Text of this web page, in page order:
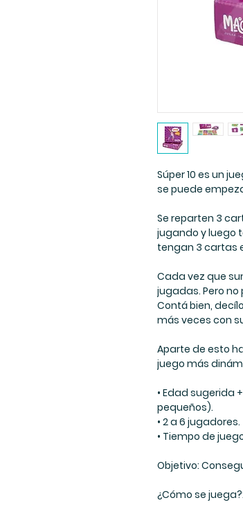
Súper 10 es un
se puede
Se reparten 3
jugando y luego
tengan 3 cartas
Cada vez que
jugadas. Pero
Contá bien,
más veces con
Aparte de esto
juego más
• Edad sugerida
pequeños).
• 2 a 6 jugadores.
• Tiempo de
Objetivo:
¿Cómo se juega?: